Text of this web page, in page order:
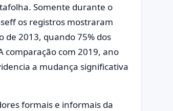
Somente durante o
os registros mostraram
de 2013, quando 75% dos
comparação com 2019, ano
a mudança significativa
formais e informais da